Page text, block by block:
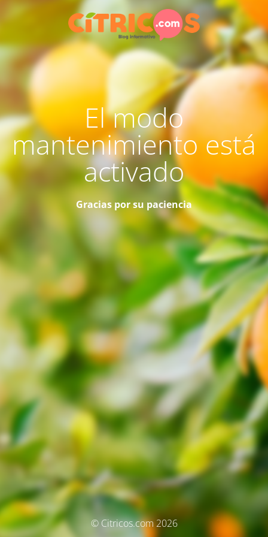
El modo
mantenimiento está
activado
Gracias por su paciencia
© Citricos.com 2026